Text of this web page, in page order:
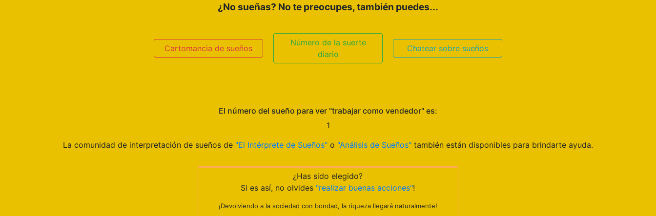
¿No sueñas? No te preocupes, también puedes...
Cartomancia de sueños
Número de la suerte
diario
Chatear sobre sueños
El número del sueño para ver "trabajar como vendedor" es:
1
La comunidad de interpretación de sueños de "El Intérprete de Sueños" o "Análisis de Sueños" también están disponibles para brindarte ayuda.
¿Has sido elegido?
Si es así, no olvides "realizar buenas acciones"!
¡Devolviendo a la sociedad con bondad, la riqueza llegará naturalmente!